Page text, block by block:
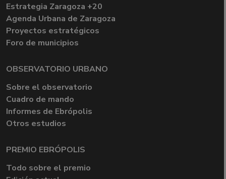
Estrategia Zaragoza +20
Agenda Urbana de Zaragoza
Proyectos estratégicos
Foro de municipios
OBSERVATORIO URBANO
Sobre el observatorio
Cuadro de mando
Informes de Ebrópolis
Otros estudios
PREMIO EBRÓPOLIS
Todo sobre el premio